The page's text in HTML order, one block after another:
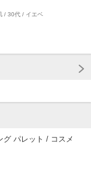
/ 30代 / イエベ
グ パレット / コスメ